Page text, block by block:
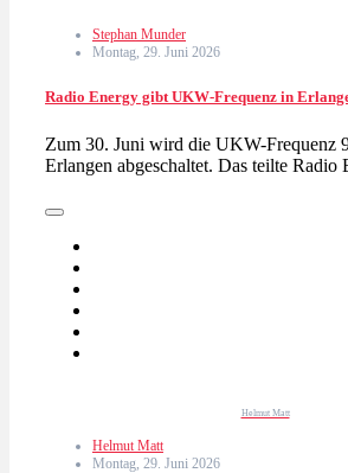
Stephan Munder
Montag, 29. Juni 2026
Radio Energy gibt UKW-Frequenz in
Zum 30. Juni wird die UKW-Frequenz
Erlangen abgeschaltet. Das teilte
Helmut Matt
Helmut Matt
Montag, 29. Juni 2026